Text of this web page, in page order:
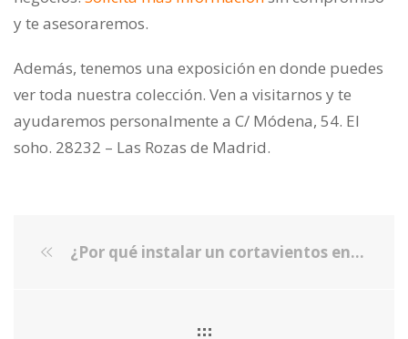
y te asesoraremos.
Además, tenemos una exposición en donde puedes
ver toda nuestra colección. Ven a visitarnos y te
ayudaremos personalmente a C/ Módena, 54. El
soho. 28232 – Las Rozas de Madrid.
¿Por qué instalar un cortavientos en la terraza de tu restaurante?